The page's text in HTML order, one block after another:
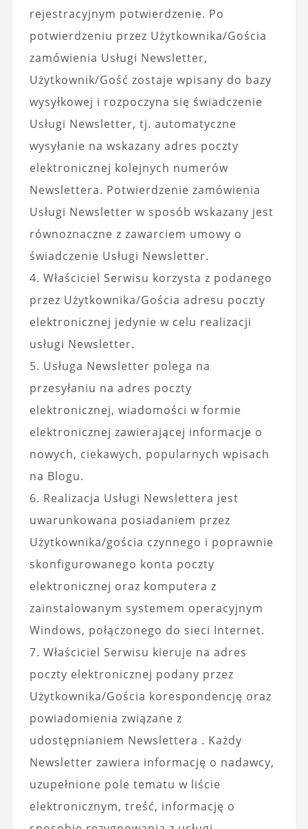
rejestracyjnym potwierdzenie. Po
potwierdzeniu przez Użytkownika/Gościa
zamówienia Usługi Newsletter,
Użytkownik/Gość zostaje wpisany do bazy
wysyłkowej i rozpoczyna się świadczenie
Usługi Newsletter, tj. automatyczne
wysyłanie na wskazany adres poczty
elektronicznej kolejnych numerów
Newslettera. Potwierdzenie zamówienia
Usługi Newsletter w sposób wskazany jest
równoznaczne z zawarciem umowy o
świadczenie Usługi Newsletter.
4. Właściciel Serwisu korzysta z podanego
przez Użytkownika/Gościa adresu poczty
elektronicznej jedynie w celu realizacji
usługi Newsletter.
5. Usługa Newsletter polega na
przesyłaniu na adres poczty
elektronicznej, wiadomości w formie
elektronicznej zawierającej informacje o
nowych, ciekawych, popularnych wpisach
na Blogu.
6. Realizacja Usługi Newslettera jest
uwarunkowana posiadaniem przez
Użytkownika/gościa czynnego i poprawnie
skonfigurowanego konta poczty
elektronicznej oraz komputera z
zainstalowanym systemem operacyjnym
Windows, połączonego do sieci Internet.
7. Właściciel Serwisu kieruje na adres
poczty elektronicznej podany przez
Użytkownika/Gościa korespondencję oraz
powiadomienia związane z
udostępnianiem Newslettera . Każdy
Newsletter zawiera informację o nadawcy,
uzupełnione pole tematu w liście
elektronicznym, treść, informację o